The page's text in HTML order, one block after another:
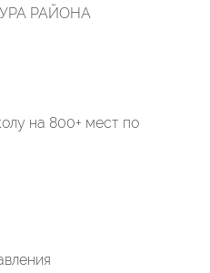
РАЙОНА
на 800+ мест по